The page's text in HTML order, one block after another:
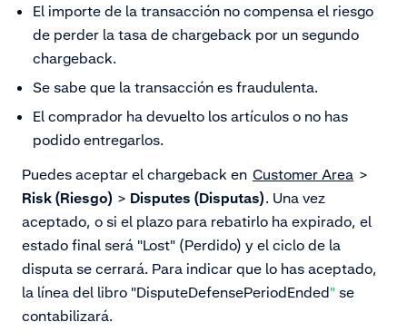
El importe de la transacción no compensa el riesgo
de perder la tasa de chargeback por un segundo
chargeback.
Se sabe que la transacción es fraudulenta.
El comprador ha devuelto los artículos o no has
podido entregarlos.
Puedes aceptar el chargeback en Customer Area >
Risk (Riesgo) > Disputes (Disputas). Una vez
aceptado, o si el plazo para rebatirlo ha expirado, el
estado final será "Lost" (Perdido) y el ciclo de la
disputa se cerrará. Para indicar que lo has aceptado,
la línea del libro "DisputeDefensePeriodEnded" se
contabilizará.